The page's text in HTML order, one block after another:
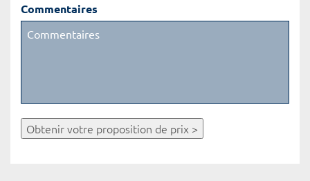
Commentaires
Obtenir votre proposition de prix >